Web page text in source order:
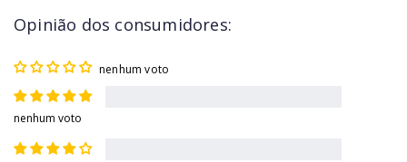
Opinião dos consumidores:
nenhum voto
nenhum voto